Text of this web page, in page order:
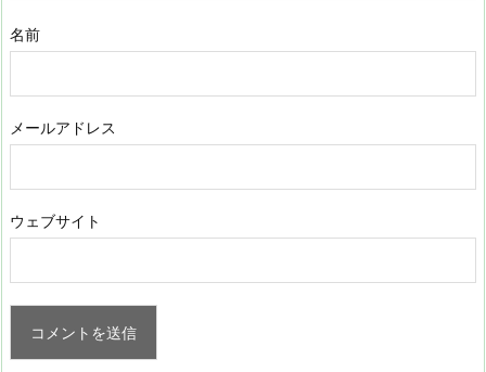
名前
メールアドレス
ウェブサイト